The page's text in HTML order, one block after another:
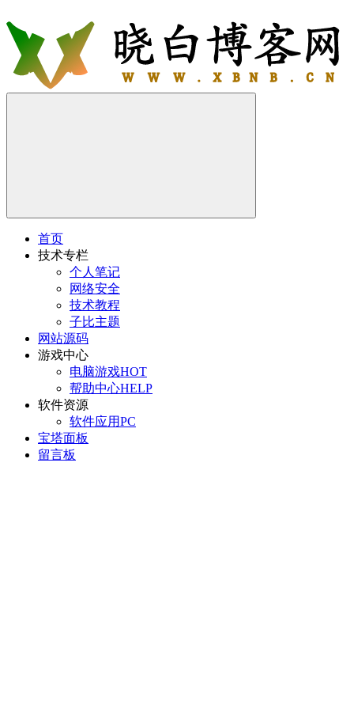
首页
技术专栏
个人笔记
网络安全
技术教程
子比主题
网站源码
游戏中心
电脑游戏HOT
帮助中心HELP
软件资源
软件应用PC
宝塔面板
留言板